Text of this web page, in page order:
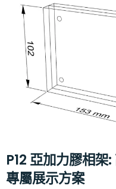
P12 亞加力膠相
專屬展示方案